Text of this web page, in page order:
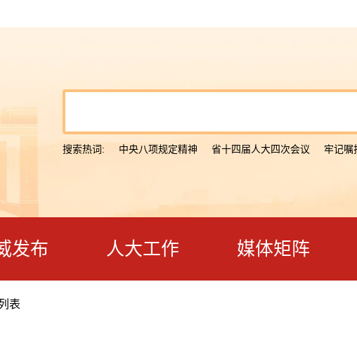
搜索热词: 中央八项规定精神 省十四届人大四次会议 牢记嘱
发布 人大工作 媒体矩阵
表